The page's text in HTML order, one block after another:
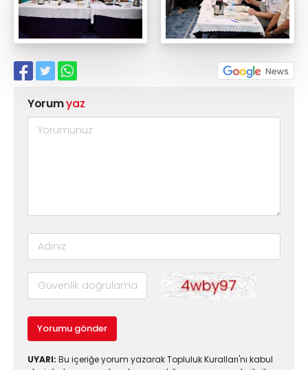
Yorumyaz
Yorumu gönder
UYARI: Bu içeriğe yorum yazarak Topluluk Kuralları'nı kabul